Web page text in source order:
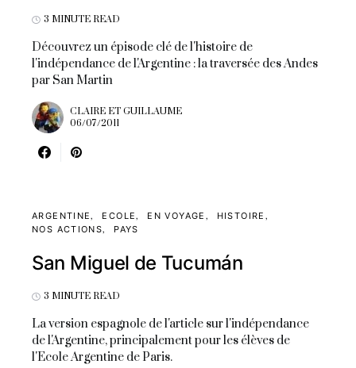
3 MINUTE READ
Découvrez un épisode clé de l'histoire de
l'indépendance de l'Argentine : la traversée des Andes
par San Martin
CLAIRE ET GUILLAUME
06/07/2011
ARGENTINE ECOLE EN VOYAGE
HISTOIRE
NOS ACTIONS
PAYS
San Miguel de Tucumán
3 MINUTE READ
La version espagnole de l'article sur l'indépendance
de l'Argentine, principalement pour les élèves de
l'Ecole Argentine de Paris.